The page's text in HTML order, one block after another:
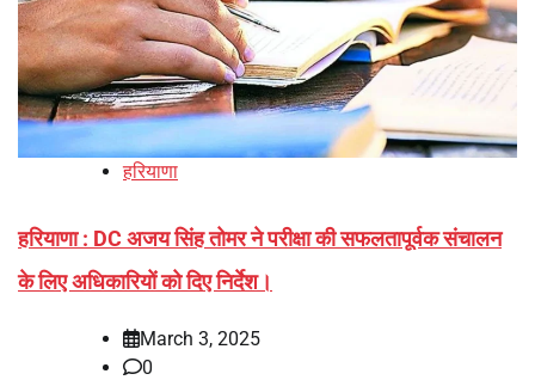
हरियाणा
हरियाणा : DC अजय सिंह तोमर ने परीक्षा की सफलतापूर्वक संचालन
के लिए अधिकारियों को दिए निर्देश।
March 3, 2025
0